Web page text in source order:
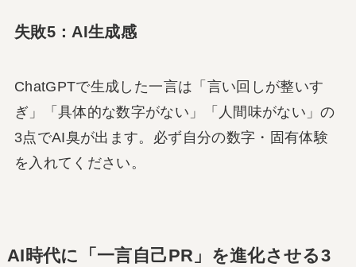
失敗5：AI生成感
ChatGPTで生成した一言は「言い回しが整いす
ぎ」「具体的な数字がない」「人間味がない」の
3点でAI臭が出ます。必ず自分の数字・固有体験
を入れてください。
AI時代に「一言自己PR」を進化させる3